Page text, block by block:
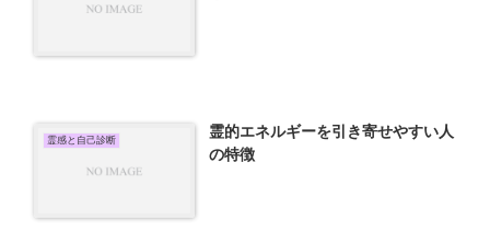
霊感と自己診断
霊的エネルギーを引き寄せやすい人
の特徴